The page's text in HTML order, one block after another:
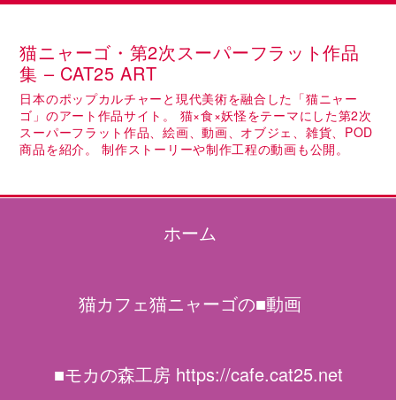
猫ニャーゴ・第2次スーパーフラット作品
集 – CAT25 ART
日本のポップカルチャーと現代美術を融合した「猫ニャー
ゴ」のアート作品サイト。 猫×食×妖怪をテーマにした第2次
スーパーフラット作品、絵画、動画、オブジェ、雑貨、POD
商品を紹介。 制作ストーリーや制作工程の動画も公開。
ホーム
猫カフェ猫ニャーゴの■動画
■モカの森工房 https://cafe.cat25.net